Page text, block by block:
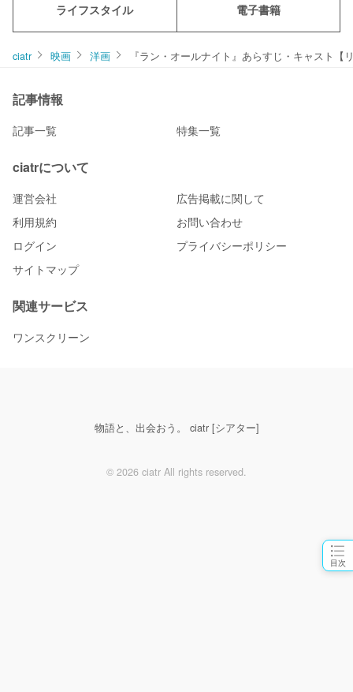
目次
ライフスタイル 電子書籍
ciatr 映画 洋画 『ラン・オールナイト』あらすじ・キャスト
記事情報
記事一覧 特集一覧
ciatrについて
運営会社
広告掲載に関して
利用規約
お問い合わせ
ログイン
プライバシーポリシー
サイトマップ
関連サービス
ワンスクリーン
物語と、出会おう。 ciatr [シアター]
© 2026 ciatr All rights reserved.